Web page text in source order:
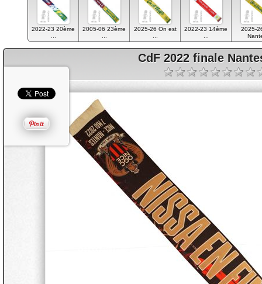
2022-23 20ème
2005-06 23ème
2025-26 On est
2022-23 14ème
2025-
CdF 2022 finale